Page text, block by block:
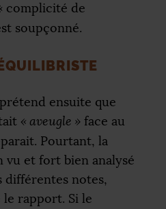
complicité de
soupçonné.
ensuite que
« aveugle » face au
Pourtant, la
vu et fort bien analysé
différentes notes,
rapport. Si le